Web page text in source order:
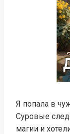
Я попала в
Суровые
магии и